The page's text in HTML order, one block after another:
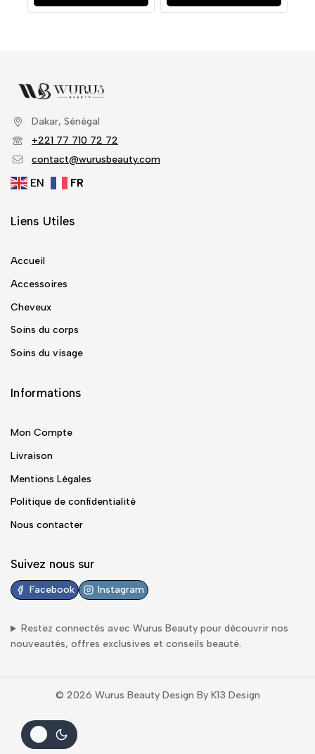
Dakar, Sénégal
+221 77 710 72 72
contact@wurusbeauty.com
EN FR
Liens Utiles
Accueil
Accessoires
Cheveux
Soins du corps
Soins du visage
Informations
Mon Compte
Livraison
Mentions Légales
Politique de confidentialité
Nous contacter
Suivez nous sur
Facebook Instagram
Restez connectés avec Wurus Beautypour découvrir nos
nouveautés, offres exclusives et conseils beauté.
© 2026 Wurus Beauty Design By K13 Design